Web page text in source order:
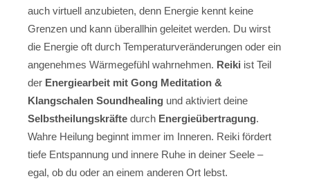
auch virtuell anzubieten, denn Energie kennt keine
Grenzen und kann überallhin geleitet werden. Du wirst
die Energie oft durch Temperaturveränderungen oder ein
angenehmes Wärmegefühl wahrnehmen. Reiki ist Teil
der Energiearbeit mit Gong Meditation &
Klangschalen Soundhealing und aktiviert deine
Selbstheilungskräfte durch Energieübertragung.
Wahre Heilung beginnt immer im Inneren. Reiki fördert
tiefe Entspannung und innere Ruhe in deiner Seele –
egal, ob du oder an einem anderen Ort lebst.